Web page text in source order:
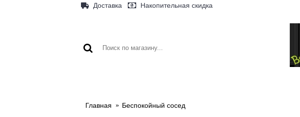
Доставка Накопительная скидка
Главная Беспокойный сосед